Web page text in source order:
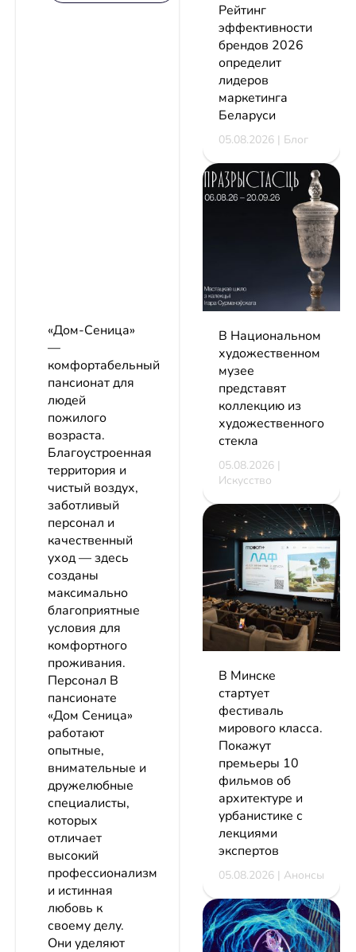
«Дом-Сеница»
—
комфортабельный
пансионат для
людей
пожилого
возраста.
Благоустроенная
территория и
чистый воздух,
заботливый
персонал и
качественный
уход — здесь
созданы
максимально
благоприятные
условия для
комфортного
проживания.
Персонал В
пансионате
«Дом Сеница»
работают
опытные,
внимательные и
дружелюбные
специалисты,
которых
отличает
высокий
профессионализм
и истинная
любовь к
своему делу.
Они уделяют
Рейтинг
эффективности
брендов 2026
определит
лидеров
маркетинга
Беларуси
05.08.2026 | Блог
В Национальном
художественном
музее
представят
коллекцию из
художественного
стекла
05.08.2026 |
Искусство
В Минске
стартует
фестиваль
мирового класса.
Покажут
премьеры 10
фильмов об
архитектуре и
урбанистике с
лекциями
экспертов
05.08.2026 | Анонсы